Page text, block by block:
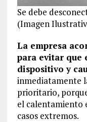
Se debe
(Imagen
La empresa
para evitar que
dispositivo y
inmediatamente
prioritario,
el calentamiento
casos extremos.